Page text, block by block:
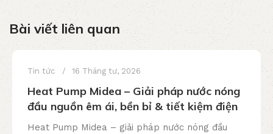
Bài viết liên quan
Tin tức 16 Tháng tư, 2026
Heat Pump Midea – Giải pháp nước nóng
đầu nguồn êm ái, bền bỉ & tiết kiệm điện
Heat Pump Midea – giải pháp nước nóng đầu